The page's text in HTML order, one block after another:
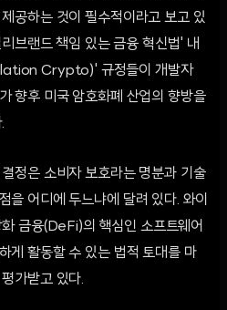
공하는 것이 필수적이라고 보고 있
브랜드 책임 있는 금융 혁신법' 내
Crypto)' 규정들이 개발자
향후 미국 암호화폐 산업의 향방을
정은 소비자 보호라는 명분과 기술
을 어디에 두느냐에 달려 있다. 와이
금융(DeFi)의 핵심인 소프트웨어
게 활동할 수 있는 법적 토대를 마
가받고 있다.